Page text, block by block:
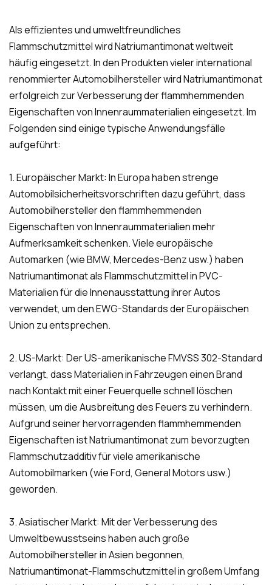
Als effizientes und umweltfreundliches
Flammschutzmittel wird Natriumantimonat weltweit
häufig eingesetzt. In den Produkten vieler international
renommierter Automobilhersteller wird Natriumantimonat
erfolgreich zur Verbesserung der flammhemmenden
Eigenschaften von Innenraummaterialien eingesetzt. Im
Folgenden sind einige typische Anwendungsfälle
aufgeführt:
1. Europäischer Markt: In Europa haben strenge
Automobilsicherheitsvorschriften dazu geführt, dass
Automobilhersteller den flammhemmenden
Eigenschaften von Innenraummaterialien mehr
Aufmerksamkeit schenken. Viele europäische
Automarken (wie BMW, Mercedes-Benz usw.) haben
Natriumantimonat als Flammschutzmittel in PVC-
Materialien für die Innenausstattung ihrer Autos
verwendet, um den EWG-Standards der Europäischen
Union zu entsprechen.
2. US-Markt: Der US-amerikanische FMVSS 302-Standard
verlangt, dass Materialien in Fahrzeugen einen Brand
nach Kontakt mit einer Feuerquelle schnell löschen
müssen, um die Ausbreitung des Feuers zu verhindern.
Aufgrund seiner hervorragenden flammhemmenden
Eigenschaften ist Natriumantimonat zum bevorzugten
Flammschutzadditiv für viele amerikanische
Automobilmarken (wie Ford, General Motors usw.)
geworden.
3. Asiatischer Markt: Mit der Verbesserung des
Umweltbewusstseins haben auch große
Automobilhersteller in Asien begonnen,
Natriumantimonat-Flammschutzmittel in großem Umfang